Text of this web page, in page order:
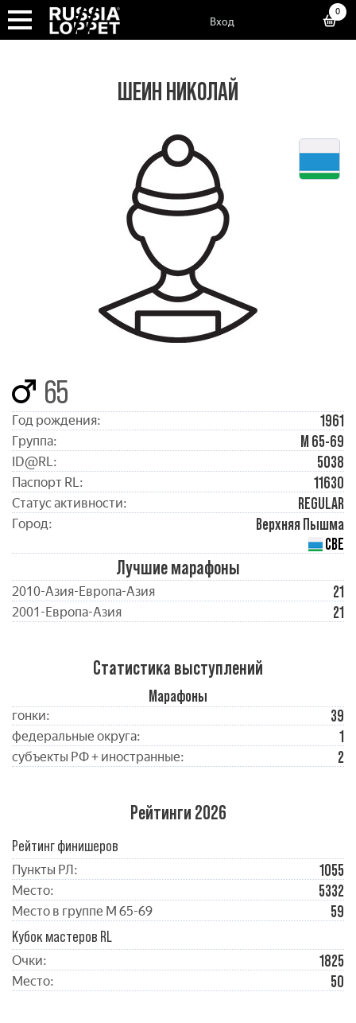
Вход
0
ШЕИН НИКОЛАЙ
65
Год рождения: 1961
Группа: М 65-69
ID@RL: 5038
Паспорт RL: 11630
Статус активности: REGULAR
Город:
Верхняя Пышма
СВЕ
Лучшие марафоны
2010-Азия-Европа-Азия 21
2001-Европа-Азия 21
Статистика выступлений
Марафоны
гонки: 39
федеральные округа: 1
субъекты РФ + иностранные: 2
Рейтинги 2026
Рейтинг финишеров
Пункты РЛ: 1055
Место: 5332
Место в группе М 65-69
59
Кубок мастеров RL
Очки: 1825
Место: 50